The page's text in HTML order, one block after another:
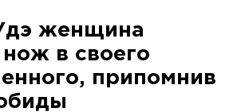
женщина
нож в своего
припомнив